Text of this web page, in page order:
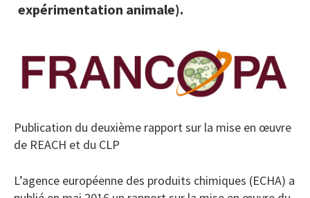
expérimentation animale).
Publication du deuxième rapport sur la mise en œuvre
de REACH et du CLP
L’agence européenne des produits chimiques (ECHA) a